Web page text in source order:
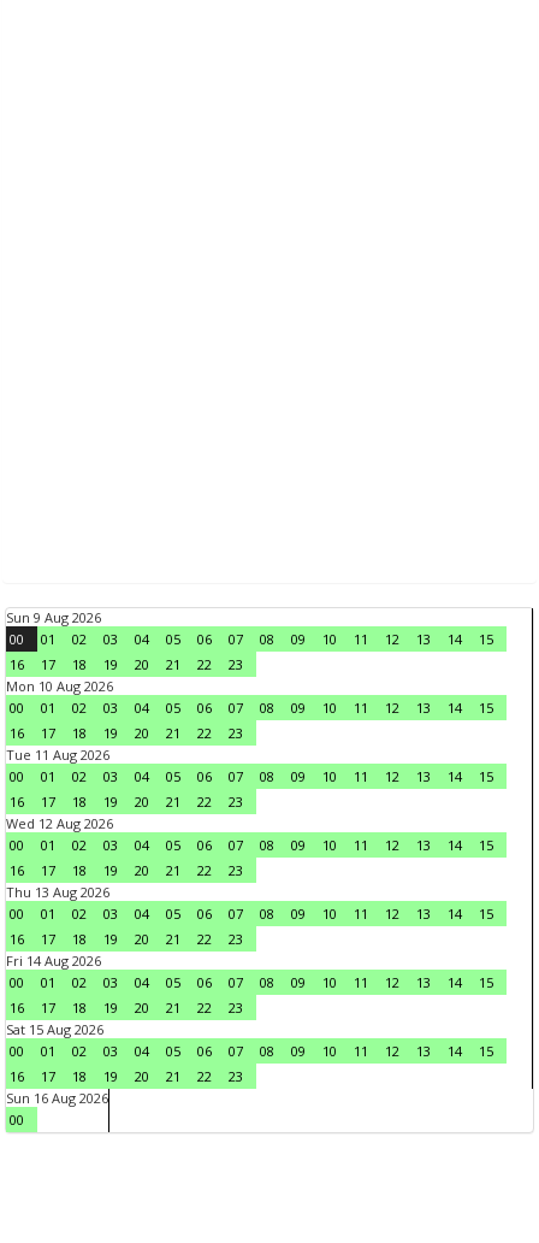
Sun 9 Aug 2026
00
01 02 03 04 05 06 07 08 09 10 11 12 13 14
15
16
17 18 19 20 21 22
23
Mon 10 Aug 2026
00
01 02 03 04 05 06 07 08 09 10 11 12 13 14
15
16
17 18 19 20 21 22
23
Tue 11 Aug 2026
00
01 02 03 04 05 06 07 08 09 10 11 12 13 14
15
16
17 18 19 20 21 22
23
Wed 12 Aug 2026
00
01 02 03 04 05 06 07 08 09 10 11 12 13 14
15
16
17 18 19 20 21 22
23
Thu 13 Aug 2026
00
01 02 03 04 05 06 07 08 09 10 11 12 13 14
15
16
17 18 19 20 21 22
23
Fri 14 Aug 2026
00
01 02 03 04 05 06 07 08 09 10 11 12 13 14
15
16
17 18 19 20 21 22
23
Sat 15 Aug 2026
00
01 02 03 04 05 06 07 08 09 10 11 12 13 14
15
16
17 18 19 20 21 22
23
Sun 16 Aug 2026
00